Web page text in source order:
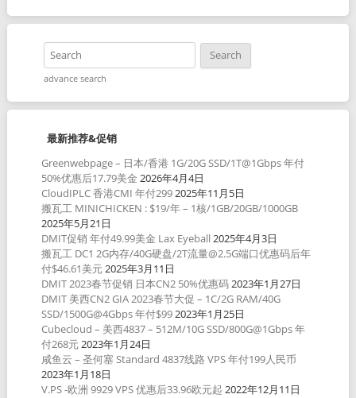
advance search
最新推荐&促销
Greenwebpage – 日本/香港 1G/20G SSD/1T@1Gbps 年付
50%优惠后17.79美金 2026年4月4日
CloudIPLC 香港CMI 年付2992025年11月5日
搬瓦工 MINICHICKEN : $19/年 – 1核/1GB/20GB/1000GB
2025年5月21日
DMIT促销 年付49.99美金 Lax Eyeball 2025年4月3日
搬瓦工 DC1 2G内存/40G硬盘/2T流量@2.5G端口优惠码后年
付$46.61美元2025年3月11日
DMIT 2023春节促销 日本CN2 50%优惠码2023年1月27日
DMIT 美西CN2 GIA 2023春节大促 – 1C/2G RAM/40G
SSD/1500G@4Gbps 年付$992023年1月25日
Cubecloud – 美西4837 – 512M/10G SSD/800G@1Gbps 年
付268元2023年1月24日
咸鱼云 – 圣何塞 Standard 4837线路 VPS 年付199人民币
2023年1月18日
V.PS -欧洲 9929 VPS 优惠后33.96欧元起 2022年12月11日